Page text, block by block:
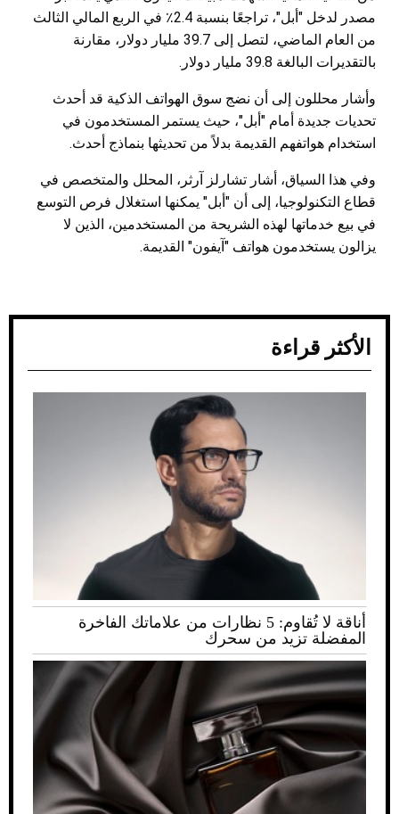
مصدر لدخل "أبل"، تراجعًا بنسبة 2.4٪ في الربع المالي الثالث
من العام الماضي، لتصل إلى 39.7 مليار دولار، مقارنة
بالتقديرات البالغة 39.8 مليار دولار.
وأشار محللون إلى أن نضج سوق الهواتف الذكية قد أحدث
تحديات جديدة أمام "أبل"، حيث يستمر المستخدمون في
استخدام هواتفهم القديمة بدلاً من تحديثها بنماذج أحدث.
وفي هذا السياق، أشار تشارلز آرثر، المحلل والمتخصص في
قطاع التكنولوجيا، إلى أن "أبل" يمكنها استغلال فرص التوسع
في بيع خدماتها لهذه الشريحة من المستخدمين، الذين لا
يزالون يستخدمون هواتف "آيفون" القديمة.
الأكثر قراءة
أناقة لا تُقاوم: 5 نظارات من علاماتك الفاخرة
المفضلة تزيد من سحرك